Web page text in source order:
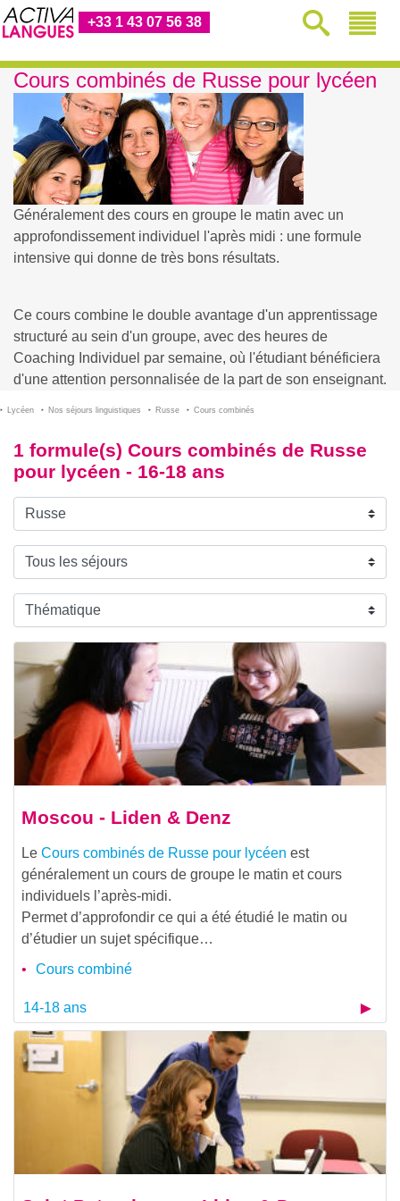
+33 1 43 07 56 38
Cours combinés de Russe pour lycéen
Généralement des cours en groupe le matin avec un
approfondissement individuel l'après midi : une formule
intensive qui donne de très bons résultats.
Ce cours combine le double avantage d'un apprentissage
structuré au sein d'un groupe, avec des heures de
Coaching Individuel par semaine, où l'étudiant bénéficiera
d'une attention personnalisée de la part de son enseignant.
Lycéen Nos séjours linguistiques Russe Cours combinés
1 formule(s) Cours combinés de Russe
pour lycéen - 16-18 ans
Moscou - Liden & Denz
Le Cours combinés de Russe pour lycéen est
généralement un cours de groupe le matin et cours
individuels l’après-midi.
Permet d’approfondir ce qui a été étudié le matin ou
d’étudier un sujet spécifique…
Cours combiné
14-18 ans